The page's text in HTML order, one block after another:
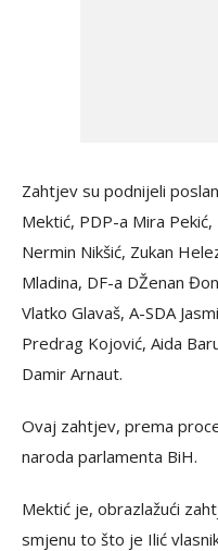
Zahtjev su podnijeli
Mektić, PDP-a Mira
Nermin Nikšić, Zukan
Mladina, DF-a DŽenan
Vlatko Glavaš, A-SDA
Predrag Kojović, Aida
Damir Arnaut.
Ovaj zahtjev, prema
naroda parlamenta BiH.
Mektić je, obrazlažući
smjenu to što je Ilić